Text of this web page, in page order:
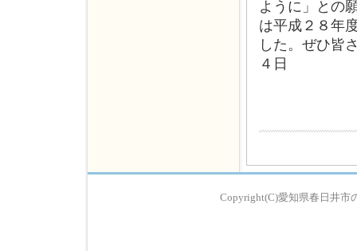
ように」との
は平成２８年
した。ぜひ皆
４日
Copyright(C)愛知県春日井市